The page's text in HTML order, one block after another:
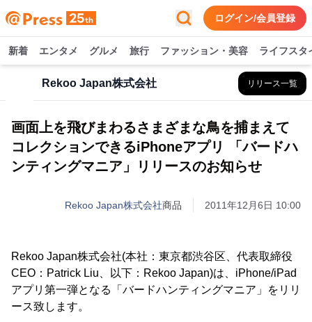
ログイン/会員登録
新着 エンタメ グルメ 旅行 ファッション・美容 ライフスタ
Rekoo Japan株式会社 リリース一覧
画面上を飛びまわるさまざまな鳥を捕まえて
コレクションできるiPhoneアプリ 「バードハ
ンティングマニア」リリースのお知らせ
Rekoo Japan株式会社商品 2011年12月6日 10:00
Rekoo Japan株式会社(本社：東京都渋谷区、代表取締役
CEO：Patrick Liu、以下：Rekoo Japan)は、iPhone/iPad
アプリ第一弾となる「バードハンティングマニア」をリリ
ース致します。